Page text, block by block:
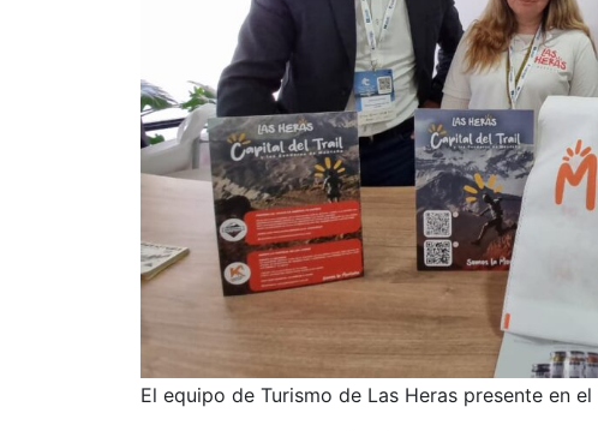
El equipo de Turismo de Las Heras presente en el